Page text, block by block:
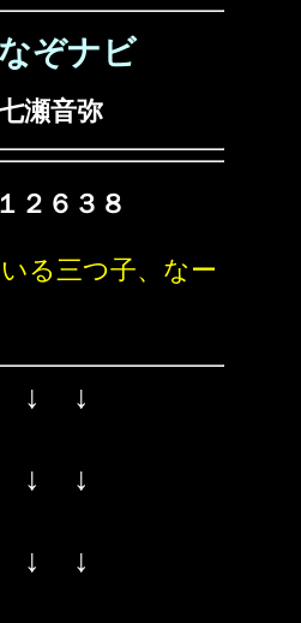
ぞナビ
瀬音弥
２６３８
る三つ子、なー
↓ ↓
↓ ↓
↓ ↓